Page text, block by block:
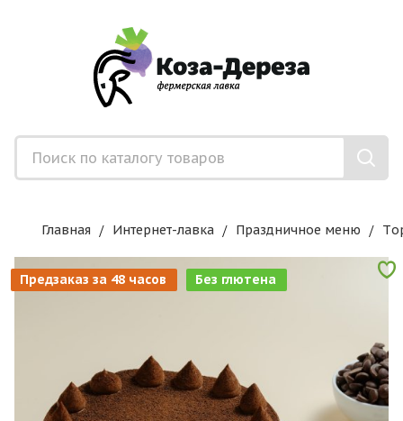
Главная Интернет-лавка Праздничное меню
Предзаказ за 48 часов Без глютена